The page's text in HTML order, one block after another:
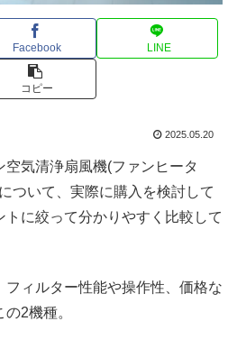
Facebook LINE
コピー
2025.05.20
空気清浄扇風機(ファンヒータ
ついて、実際に購入を検討して
に絞って分かりやすく比較して
フィルター性能や操作性、価格な
2機種。